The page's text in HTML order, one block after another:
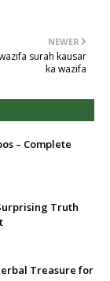
NEWER
surah kausar
ka wazifa
– Complete
Truth
Treasure for